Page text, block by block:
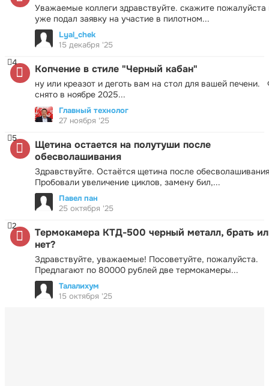
Уважаемые коллеги здравствуйте. скажите пожалуйста
уже подал заявку на участие в пилотном...
Lyal_chek
15 декабря '25
Копчение в стиле "Черный кабан"
ну или креазот и деготь вам на стол для вашей печени.
снято в ноябре 2025...
4
Главный технолог
27 ноября '25
Щетина остается на полутуши после
обесволашивания
Здравствуйте. Остаётся щетина после
Пробовали увеличение циклов, замену бил,...
5
Павел пан
25 октября '25
Термокамера КТД-500 черный металл, брать
нет?
Здравствуйте, уважаемые! Посоветуйте, пожалуйста.
Предлагают по 80000 рублей две термокамеры...
2
Талалихум
15 октября '25